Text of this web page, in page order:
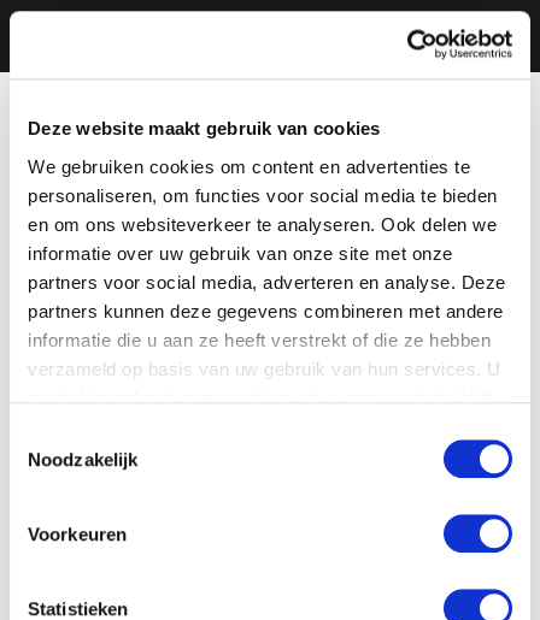
Deze website maakt gebruik van cookies
We gebruiken cookies om content en advertenties te
personaliseren, om functies voor social media te bieden
en om ons websiteverkeer te analyseren. Ook delen we
informatie over uw gebruik van onze site met onze
partners voor social media, adverteren en analyse. Deze
partners kunnen deze gegevens combineren met andere
informatie die u aan ze heeft verstrekt of die ze hebben
verzameld op basis van uw gebruik van hun services. U
Noodzakelijk
Voorkeuren
Statistieken